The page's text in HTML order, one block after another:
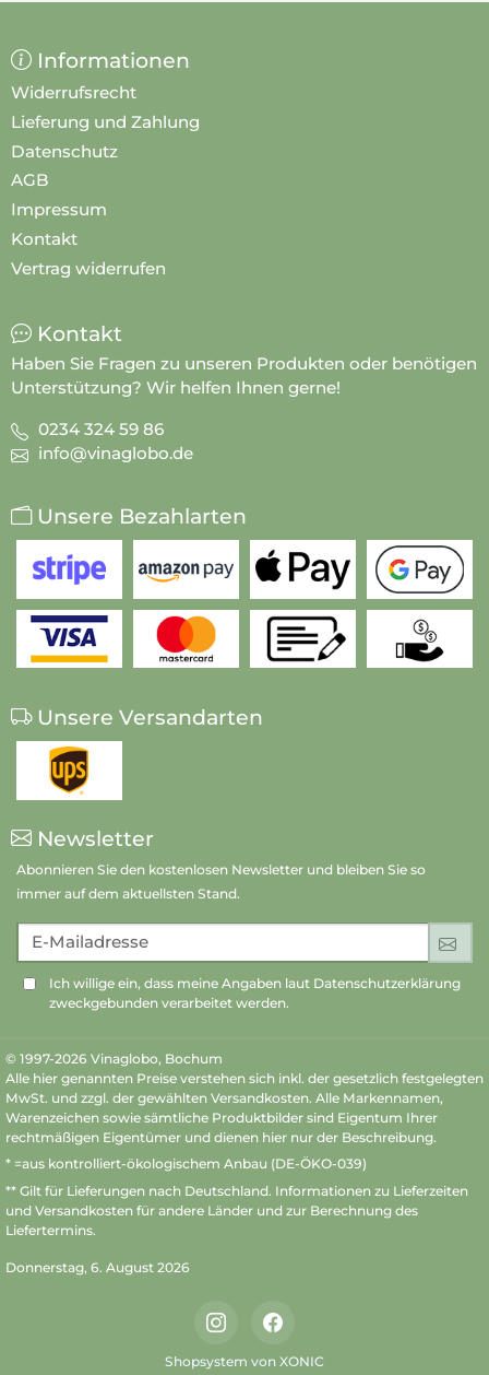
Informationen
Widerrufsrecht
Lieferung und Zahlung
Datenschutz
AGB
Impressum
Kontakt
Vertrag widerrufen
Kontakt
Haben Sie Fragen zu unseren Produkten oder benötigen
Unterstützung? Wir helfen Ihnen gerne!
0234 324 59 86
info@vinaglobo.de
Unsere Bezahlarten
Unsere Versandarten
Newsletter
Abonnieren Sie den kostenlosen Newsletter und bleiben Sie so
immer auf dem aktuellsten Stand.
E-Mailadresse
Ich willige ein, dass meine Angaben laut Datenschutzerklärung
zweckgebunden verarbeitet werden.
© 1997-2026 Vinaglobo, Bochum
Alle hier genannten Preise verstehen sich inkl. der gesetzlich festgelegten
MwSt. und zzgl. der gewählten Versandkosten. Alle Markennamen,
Warenzeichen sowie sämtliche Produktbilder sind Eigentum Ihrer
rechtmäßigen Eigentümer und dienen hier nur der Beschreibung.
* =aus kontrolliert-ökologischem Anbau (DE-ÖKO-039)
** Gilt für Lieferungen nach Deutschland. Informationen zu Lieferzeiten
und Versandkosten für andere Länder und zur Berechnung des
Liefertermins.
Donnerstag, 6. August 2026
InstagramFacebook
Shopsystem von XONIC